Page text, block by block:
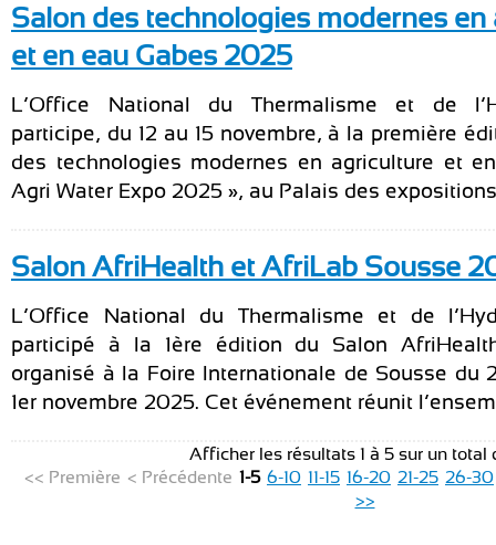
Salon des technologies modernes
et en eau Gabes 2025
L’Office National du Thermalisme et de
participe, du 12 au 15 novembre, à la première
des technologies modernes en agriculture et
Agri Water Expo 2025 », au Palais des
Salon AfriHealth et AfriLab Sousse
L’Office National du Thermalisme et de
participé à la 1ère édition du Salon
organisé à la Foire Internationale de Sousse du
1er novembre 2025. Cet événement réunit
Afficher les résultats 1 à 5 sur un total
<< Première < Précédente 1-5 6-10 11-15 16-20 21-25 26-30
>>